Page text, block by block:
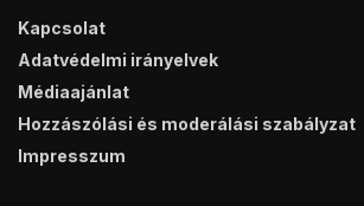
Kapcsolat
Adatvédelmi irányelvek
Médiaajánlat
Hozzászólási és moderálási szabályzat
Impresszum